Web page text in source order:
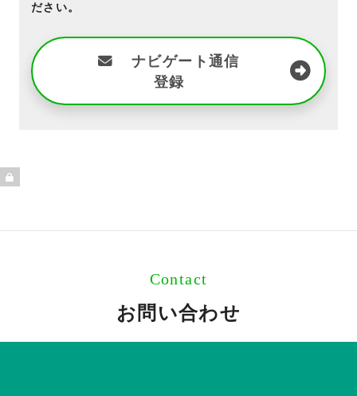
ださい。
ナビゲート通信
登録
Contact
お問い合わせ